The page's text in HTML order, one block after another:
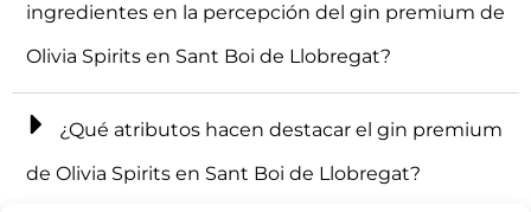
ingredientes en la percepción del gin premium de
Olivia Spirits en Sant Boi de Llobregat?
¿Qué atributos hacen destacar el gin premium
de Olivia Spirits en Sant Boi de Llobregat?